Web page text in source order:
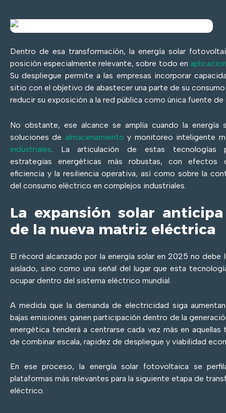
Dentro de esa transformación, la energía solar
posición especialmente relevante, sobre todo en
Su despliegue permite a las empresas incorporar
sitio con el objetivo de abastecer una parte de su
reducir su exposición a la red pública como única fuente de
No obstante, ese alcance se amplía cuando la energía
soluciones de almacenamiento y monitoreo inteligente
industriales . La articulación de estas tecnologías
estrategias energéticas más robustas, con efectos
eficiencia y la resiliencia operativa, así como sobre la
del consumo eléctrico en complejos industriales.
La expansión solar
de la nueva matriz eléctrica
El récord alcanzado por la energía solar en 2025 no debe
aislado, sino como una señal del lugar que esta
ocupar dentro del sistema eléctrico mundial.
A medida que la demanda de electricidad siga
bajas emisiones ganen participación dentro de la
energética tenderá a centrarse cada vez más en aquellas
de combinar escala, rapidez de despliegue y viabilidad
En ese proceso, la energía solar fotovoltaica se
plataformas más relevantes para la siguiente etapa de
eléctrico.